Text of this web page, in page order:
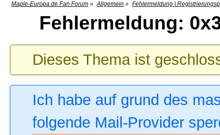
Maple-Europa.de Fan Forum » Allgemein » Fehlermeldung |
Fehlermeldung:
Dieses Thema ist
Ich habe auf grund des
folgende Mail-Provider